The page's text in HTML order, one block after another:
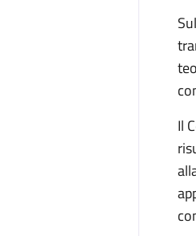
Il